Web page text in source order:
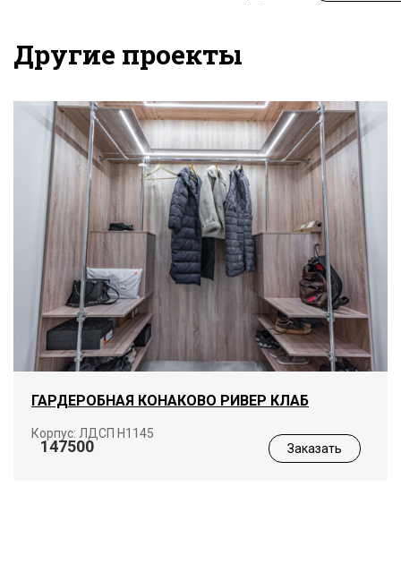
Другие проекты
ГАРДЕРОБНАЯ КОНАКОВО РИВЕР КЛАБ
Корпус: ЛДСП Н1145
147500 Заказать